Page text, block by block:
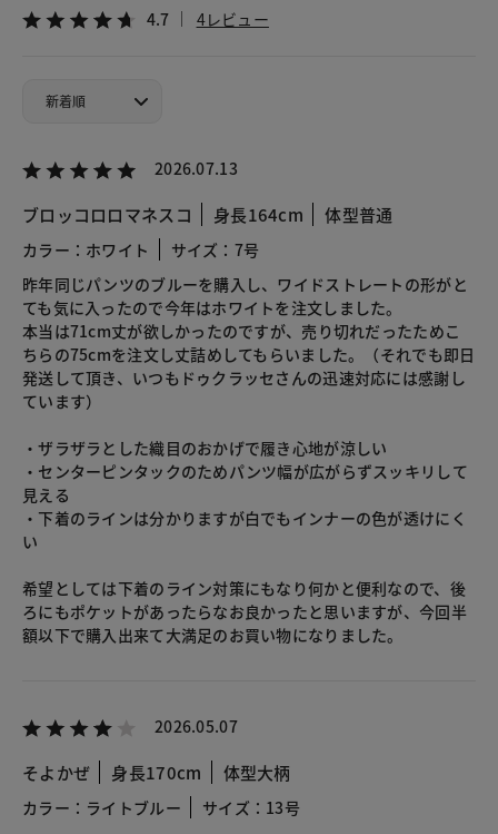
4.7 4レビュー
2026.07.13
ブロッコロロマネスコ 身長164cm 体型普通
カラー：ホワイト
サイズ：7号
昨年同じパンツのブルーを購入し、ワイドストレートの形がと
ても気に入ったので今年はホワイトを注文しました。
本当は71cm丈が欲しかったのですが、売り切れだったためこ
ちらの75cmを注文し丈詰めしてもらいました。（それでも即日
発送して頂き、いつもドゥクラッセさんの迅速対応には感謝し
ています）
・ザラザラとした織目のおかげで履き心地が涼しい
・センターピンタックのためパンツ幅が広がらずスッキリして
見える
・下着のラインは分かりますが白でもインナーの色が透けにく
い
希望としては下着のライン対策にもなり何かと便利なので、後
ろにもポケットがあったらなお良かったと思いますが、今回半
額以下で購入出来て大満足のお買い物になりました。
2026.05.07
そよかぜ 身長170cm 体型大柄
カラー：ライトブルー
サイズ：13号